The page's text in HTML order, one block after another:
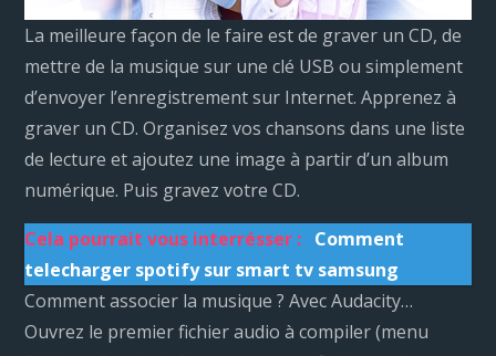
La meilleure façon de le faire est de graver un CD, de
mettre de la musique sur une clé USB ou simplement
d’envoyer l’enregistrement sur Internet. Apprenez à
graver un CD. Organisez vos chansons dans une liste
de lecture et ajoutez une image à partir d’un album
numérique. Puis gravez votre CD.
Cela pourrait vous interrésser : Comment
telecharger spotify sur smart tv samsung
Comment associer la musique ? Avec Audacity…
Ouvrez le premier fichier audio à compiler (menu